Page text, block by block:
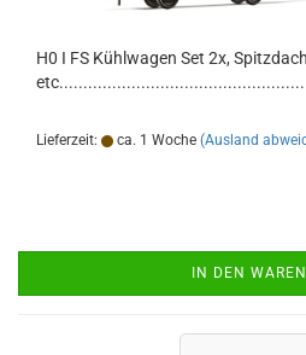
H0 I FS Kühlwagen Set 2x,
Lieferzeit: ca. 1 Woche (Ausland
IN DEN